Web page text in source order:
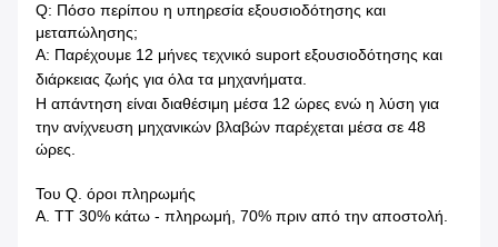
Q: Πόσο περίπου η υπηρεσία εξουσιοδότησης και
μεταπώλησης;
Α: Παρέχουμε 12 μήνες τεχνικό suport εξουσιοδότησης και
διάρκειας ζωής για όλα τα μηχανήματα.
Η απάντηση είναι διαθέσιμη μέσα 12 ώρες ενώ η λύση για
την ανίχνευση μηχανικών βλαβών παρέχεται μέσα σε 48
ώρες.
Του Q. όροι πληρωμής
Α. TT 30% κάτω - πληρωμή, 70% πριν από την αποστολή.